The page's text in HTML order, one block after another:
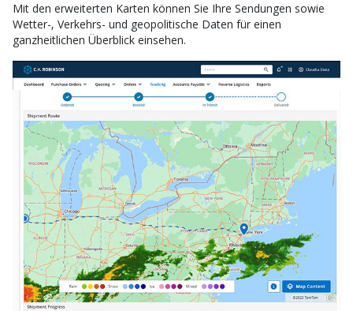
Mit den erweiterten Karten können Sie Ihre Sendungen sowie
Wetter-, Verkehrs- und geopolitische Daten für einen
ganzheitlichen Überblick einsehen.